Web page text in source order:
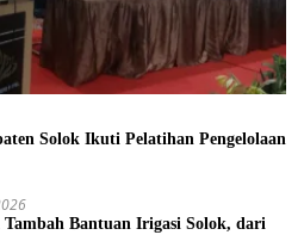
Solok Ikuti Pelatihan Pengelolaan
Tambah Bantuan Irigasi Solok, dari